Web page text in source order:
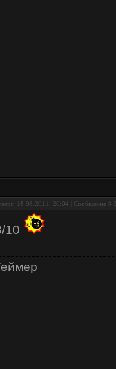
18.08.2011, 20:04 | Сообщение #
10